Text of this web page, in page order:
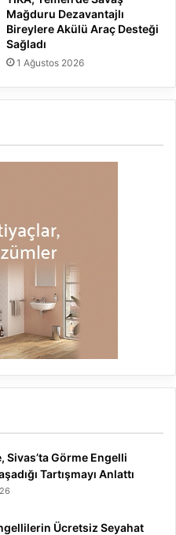
Mağduru Dezavantajlı
Bireylere Akülü Araç Desteği
Sağladı
1 Ağustos 2026
Sivas’ta Görme Engelli
Tartışmayı Anlattı
Ücretsiz Seyahat